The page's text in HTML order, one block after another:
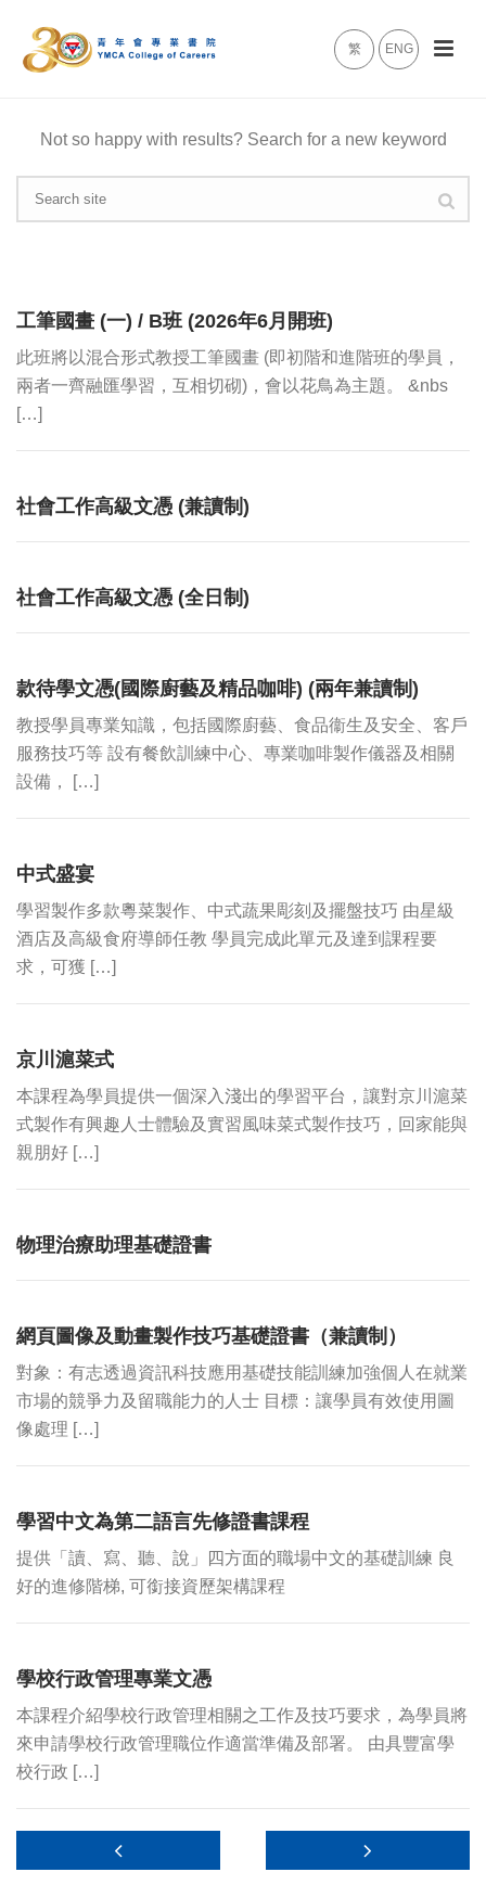
繁 ENG
Not so happy with results? Search for a new keyword
工筆國畫 (一) / B班 (2026年6月開班)
此班將以混合形式教授工筆國畫 (即初階和進階班的學員，
兩者一齊融匯學習，互相切砌)，會以花鳥為主題。 &nbs
[…]
社會工作高級文憑 (兼讀制)
社會工作高級文憑 (全日制)
款待學文憑(國際廚藝及精品咖啡) (兩年兼讀制)
教授學員專業知識，包括國際廚藝、食品衞生及安全、客戶
服務技巧等 設有餐飲訓練中心、專業咖啡製作儀器及相關
設備， […]
中式盛宴
學習製作多款粵菜製作、中式蔬果彫刻及擺盤技巧 由星級
酒店及高級食府導師任教 學員完成此單元及達到課程要
求，可獲 […]
京川滬菜式
本課程為學員提供一個深入淺出的學習平台，讓對京川滬菜
式製作有興趣人士體驗及實習風味菜式製作技巧，回家能與
親朋好 […]
物理治療助理基礎證書
網頁圖像及動畫製作技巧基礎證書（兼讀制）
對象：有志透過資訊科技應用基礎技能訓練加強個人在就業
市場的競爭力及留職能力的人士 目標：讓學員有效使用圖
像處理 […]
學習中文為第二語言先修證書課程
提供「讀、寫、聽、說」四方面的職場中文的基礎訓練 良
好的進修階梯, 可銜接資歷架構課程
學校行政管理專業文憑
本課程介紹學校行政管理相關之工作及技巧要求，為學員將
來申請學校行政管理職位作適當準備及部署。 由具豐富學
校行政 […]